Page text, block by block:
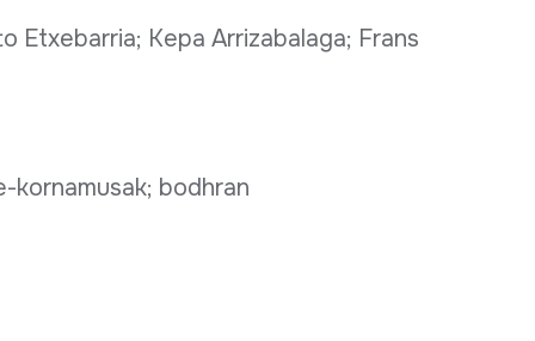
Etxebarria; Kepa Arrizabalaga; Frans
kornamusak; bodhran